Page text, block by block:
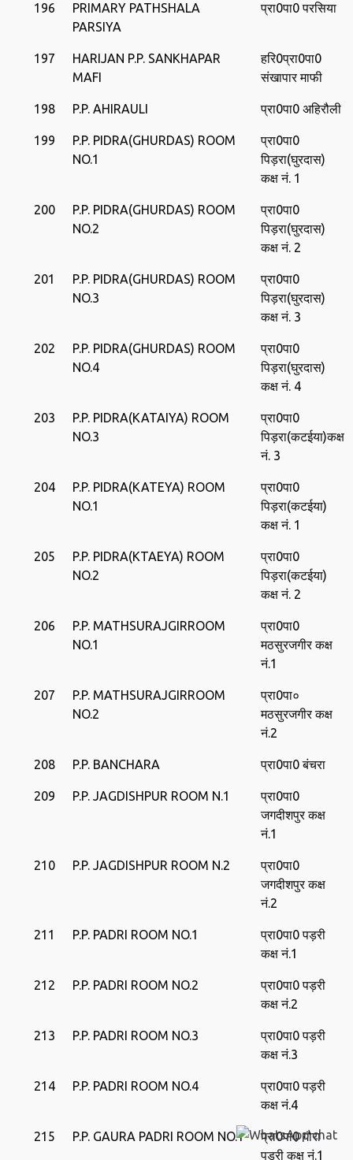
196
PRIMARY PATHSHALA
PARSIYA
प्रा0पा0 परसिया
197
HARIJAN P.P. SANKHAPAR
MAFI
हरि0प्रा0पा0
संखापार माफी
198 P.P. AHIRAULI प्रा0पा0 अहिरौली
199
P.P. PIDRA(GHURDAS) ROOM
NO.1
प्रा0पा0
पिड़रा(घुरदास)
कक्ष नं. 1
200
P.P. PIDRA(GHURDAS) ROOM
NO.2
प्रा0पा0
पिड़रा(घुरदास)
कक्ष नं. 2
201
P.P. PIDRA(GHURDAS) ROOM
NO.3
प्रा0पा0
पिड़रा(घुरदास)
कक्ष नं. 3
202
P.P. PIDRA(GHURDAS) ROOM
NO.4
प्रा0पा0
पिड़रा(घुरदास)
कक्ष नं. 4
203
P.P. PIDRA(KATAIYA) ROOM
NO.3
प्रा0पा0
पिड़रा(कटईया)कक्ष
नं. 3
204
P.P. PIDRA(KATEYA) ROOM
NO.1
प्रा0पा0
पिड़रा(कटईया)
कक्ष नं. 1
205
P.P. PIDRA(KTAEYA) ROOM
NO.2
प्रा0पा0
पिड़रा(कटईया)
कक्ष नं. 2
206
P.P. MATHSURAJGIRROOM
NO.1
प्रा0पा0
मठसुरजगीर कक्ष
नं.1
207
P.P. MATHSURAJGIRROOM
NO.2
प्रा0पा०
मठसुरजगीर कक्ष
नं.2
208 P.P. BANCHARA प्रा0पा0 बंचरा
209 P.P. JAGDISHPUR ROOM N.1
प्रा0पा0
जगदीशपुर कक्ष
नं.1
210 P.P. JAGDISHPUR ROOM N.2
प्रा0पा0
जगदीशपुर कक्ष
नं.2
211 P.P. PADRI ROOM NO.1
प्रा0पा0 पड़री
कक्ष नं.1
212 P.P. PADRI ROOM NO.2
प्रा0पा0 पड़री
कक्ष नं.2
213 P.P. PADRI ROOM NO.3
प्रा0पा0 पड़री
कक्ष नं.3
214 P.P. PADRI ROOM NO.4
प्रा0पा0 पड़री
कक्ष नं.4
215 P.P. GAURA PADRI ROOM NO.1
प्रा0पा0 गौरा
पड़री कक्ष नं.1